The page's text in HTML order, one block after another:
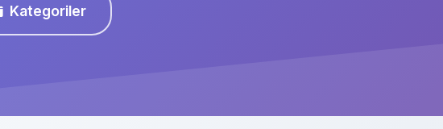
Kategoriler